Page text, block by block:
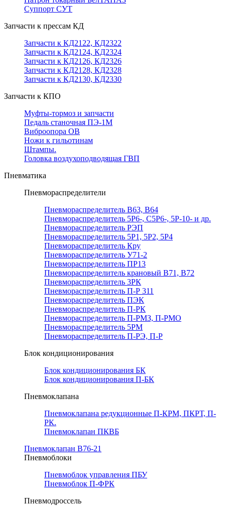
Суппорт СУТ
Запчасти к прессам КД
Запчасти к КД2122, КД2322
Запчасти к КД2124, КД2324
Запчасти к КД2126, КД2326
Запчасти к КД2128, КД2328
Запчасти к КД2130, КД2330
Запчасти к КПО
Муфты-тормоз и запчасти
Педаль станочная ПЭ-1М
Виброопора ОВ
Ножи к гильотинам
Штампы.
Головка воздухоподводящая ГВП
Пневматика
Пневмораспределители
Пневмораспределитель В63, В64
Пневмораспределитель 5Р6-, С5Р6-, 5Р-10- и др.
Пневмораспределитель РЭП
Пневмораспределитель 5Р1, 5Р2, 5Р4
Пневмораспределитель Кру
Пневмораспределитель У71-2
Пневмораспределитель ПР13
Пневмораспределитель крановый В71, В72
Пневмораспределитель 3РК
Пневмораспределитель П-Р 311
Пневмораспределитель ПЭК
Пневмораспределитель П-РК
Пневмораспределитель П-РМЗ, П-РМО
Пневмораспределитель 5РМ
Пневмораспределитель П-РЭ, П-Р
Блок кондиционирования
Блок кондиционирования БК
Блок кондиционирования П-БК
Пневмоклапана
Пневмоклапана редукционные П-КРМ, ПКРТ, П-
РК.
Пневмоклапан ПКВБ
Пневмоклапан В76-21
Пневмоблоки
Пневмоблок управления ПБУ
Пневмоблок П-ФРК
Пневмодроссель